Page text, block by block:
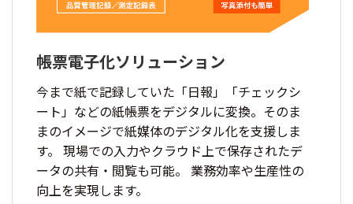
帳票電子化ソリューション
今まで紙で記録していた「日報」「チェックシ
ート」などの紙帳票をデジタルに変換。そのま
まのイメージで紙媒体のデジタル化を支援しま
す。 現場での入力やクラウド上で保存されたデ
ータの共有・閲覧も可能。 業務効率や生産性の
向上を実現します。